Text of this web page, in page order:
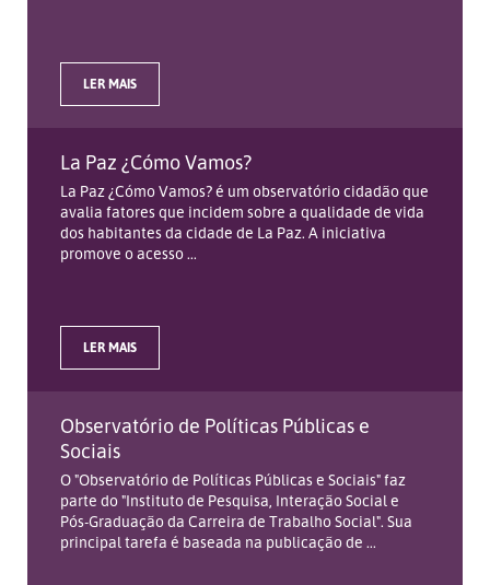
LER MAIS
La Paz ¿Cómo Vamos?
La Paz ¿Cómo Vamos? é um observatório cidadão que
avalia fatores que incidem sobre a qualidade de vida
dos habitantes da cidade de La Paz. A iniciativa
promove o acesso ...
LER MAIS
Observatório de Políticas Públicas e
Sociais
O "Observatório de Políticas Públicas e Sociais" faz
parte do "Instituto de Pesquisa, Interação Social e
Pós-Graduação da Carreira de Trabalho Social". Sua
principal tarefa é baseada na publicação de ...